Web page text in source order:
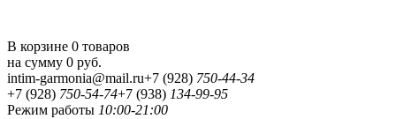
В корзине 0 товаров
на сумму 0 руб.
intim-garmonia@mail.ru+7 (928) 750-44-34
+7 (928) 750-54-74+7 (938) 134-99-95
Режим работы 10:00-21:00